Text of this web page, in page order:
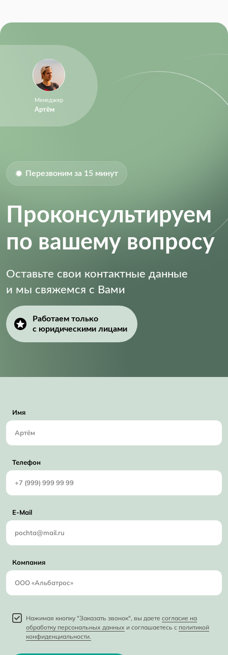
Switching Frequency:
Менеджер
Артём
Перезвоним за 15 минут
Проконсультируем
по вашему вопросу
Оставьте свои контактные данные
и мы свяжемся с Вами
Работаем только
с юридическими лицами
Имя
Телефон
E-Mail
Компания
Нажимая кнопку "Заказать звонок", вы даете согласие на
обработку персональных данных и соглашаетесь с политикой
конфиденциальности.